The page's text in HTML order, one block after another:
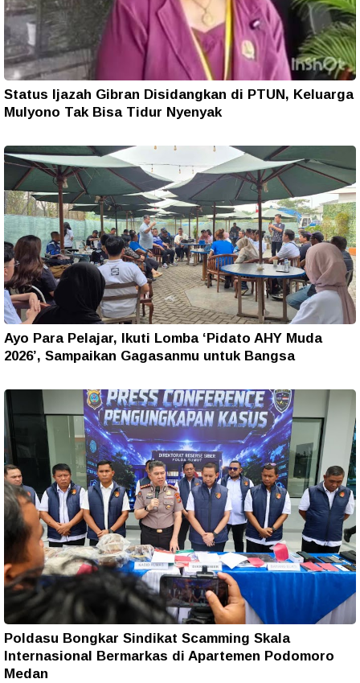
Status Ijazah Gibran Disidangkan di PTUN, Keluarga
Mulyono Tak Bisa Tidur Nyenyak
Ayo Para Pelajar, Ikuti Lomba ‘Pidato AHY Muda
2026’, Sampaikan Gagasanmu untuk Bangsa
Poldasu Bongkar Sindikat Scamming Skala
Internasional Bermarkas di Apartemen Podomoro
Medan